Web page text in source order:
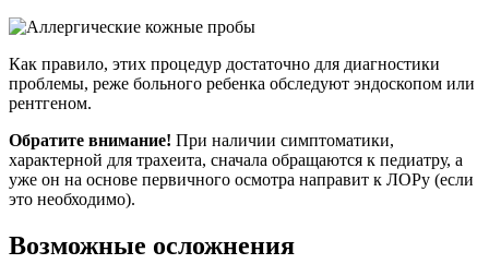
Как правило, этих процедур достаточно для диагностики
проблемы, реже больного ребенка обследуют эндоскопом или
рентгеном.
Обратите внимание! При наличии симптоматики,
характерной для трахеита, сначала обращаются к педиатру, а
уже он на основе первичного осмотра направит к ЛОРу (если
это необходимо).
Возможные осложнения